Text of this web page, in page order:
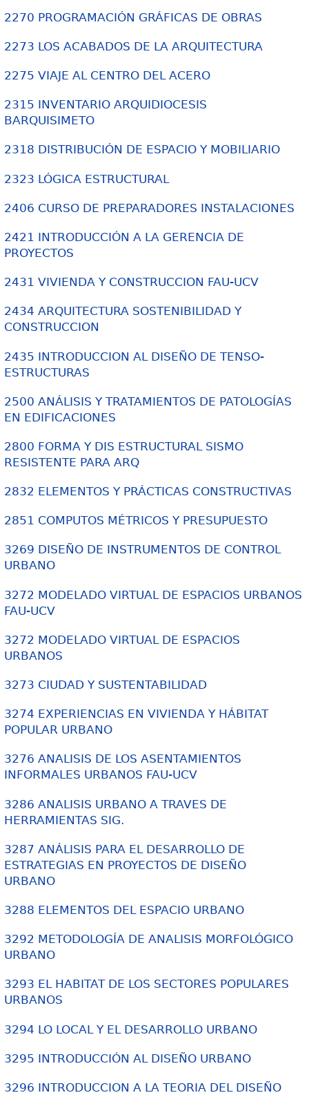
2270 PROGRAMACIÓN GRÁFICAS DE OBRAS
2273 LOS ACABADOS DE LA ARQUITECTURA
2275 VIAJE AL CENTRO DEL ACERO
2315 INVENTARIO ARQUIDIOCESIS
BARQUISIMETO
2318 DISTRIBUCIÓN DE ESPACIO Y MOBILIARIO
2323 LÓGICA ESTRUCTURAL
2406 CURSO DE PREPARADORES INSTALACIONES
2421 INTRODUCCIÓN A LA GERENCIA DE
PROYECTOS
2431 VIVIENDA Y CONSTRUCCION FAU-UCV
2434 ARQUITECTURA SOSTENIBILIDAD Y
CONSTRUCCION
2435 INTRODUCCION AL DISEÑO DE TENSO-
ESTRUCTURAS
2500 ANÁLISIS Y TRATAMIENTOS DE PATOLOGÍAS
EN EDIFICACIONES
2800 FORMA Y DIS ESTRUCTURAL SISMO
RESISTENTE PARA ARQ
2832 ELEMENTOS Y PRÁCTICAS CONSTRUCTIVAS
2851 COMPUTOS MÉTRICOS Y PRESUPUESTO
3269 DISEÑO DE INSTRUMENTOS DE CONTROL
URBANO
3272 MODELADO VIRTUAL DE ESPACIOS URBANOS
FAU-UCV
3272 MODELADO VIRTUAL DE ESPACIOS
URBANOS
3273 CIUDAD Y SUSTENTABILIDAD
3274 EXPERIENCIAS EN VIVIENDA Y HÁBITAT
POPULAR URBANO
3276 ANALISIS DE LOS ASENTAMIENTOS
INFORMALES URBANOS FAU-UCV
3286 ANALISIS URBANO A TRAVES DE
HERRAMIENTAS SIG.
3287 ANÁLISIS PARA EL DESARROLLO DE
ESTRATEGIAS EN PROYECTOS DE DISEÑO
URBANO
3288 ELEMENTOS DEL ESPACIO URBANO
3292 METODOLOGÍA DE ANALISIS MORFOLÓGICO
URBANO
3293 EL HABITAT DE LOS SECTORES POPULARES
URBANOS
3294 LO LOCAL Y EL DESARROLLO URBANO
3295 INTRODUCCIÓN AL DISEÑO URBANO
3296 INTRODUCCION A LA TEORIA DEL DISEÑO